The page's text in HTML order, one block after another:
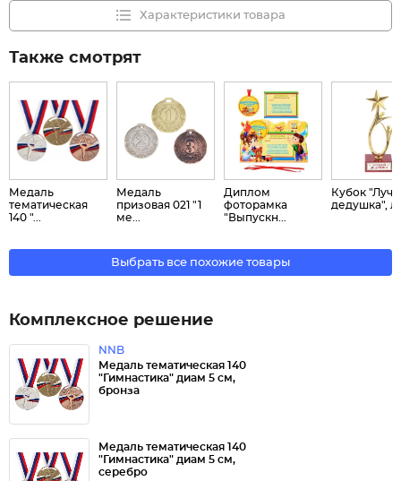
Характеристики товара
Также смотрят
Медаль
тематическая
140 "...
Медаль
призовая 021 "1
ме...
Диплом
фоторамка
"Выпускн...
Кубок
дедушка",
Выбрать все похожие товары
Комплексное решение
NNB
Медаль тематическая 140
"Гимнастика" диам 5 см,
бронза
Медаль тематическая 140
"Гимнастика" диам 5 см,
серебро